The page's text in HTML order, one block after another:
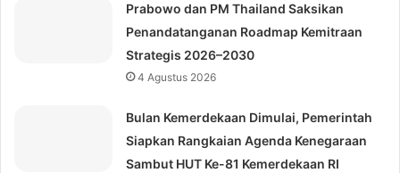
Prabowo dan PM Thailand Saksikan
Penandatanganan Roadmap Kemitraan
Strategis 2026–2030
4 Agustus 2026
Bulan Kemerdekaan Dimulai, Pemerintah
Siapkan Rangkaian Agenda Kenegaraan
Sambut HUT Ke-81 Kemerdekaan RI